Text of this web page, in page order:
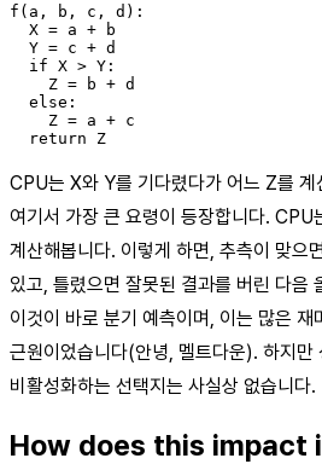
f(a, b, c, d):
  X = a + b
  Y = c + d
  if X > Y:
    Z = b + d
  else:
    Z = a + c
CPU는 X와 Y를 기다렸다가 어느 Z를 계
여기서 가장 큰 요령이 등장합니다. CPU
계산해봅니다. 이렇게 하면, 추측이 맞으
있고, 틀렸으면 잘못된 결과를 버린 다음
이것이 바로 분기 예측이며, 이는 많은 재
근원이었습니다(안녕, 멜트다운). 하지만
비활성화하는 선택지는 사실상 없습니다.
How does this impact